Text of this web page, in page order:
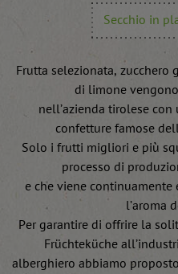
Secchio in
Frutta selezionata, zucchero
di limone
nell’azienda tirolese
confetture famose
Solo i frutti migliori e più
processo di
e che viene
l’aroma
Per garantire di offrire la
Früchteküche
alberghiero abbiamo